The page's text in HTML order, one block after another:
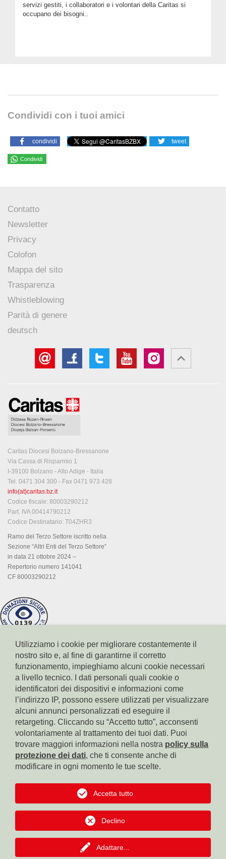
servizi gestiti, i collaboratori e i volontari della Caritas si
occupano dei bisogni..
Condividi con i tuoi amici
condividi tweet
Condividi
Contatto
Newsletter
Privacy
Colofon
Mappa del sito
Trasparenza
Whistleblowing
Parità di genere
deutsch
Caritas Diocesi Bolzano-Bressanone
Via Cassa di Risparmio 1
I-39100 Bolzano - Alto Adige - Italia
Tel. 0471 304 300 - Fax 0471 973 428
info(at)caritas.bz.it
Codice fiscale: 80003290212
Part. IVA 00414790212
Codice Destinatario: T04ZHR3
Ramo del Terzo Settore iscritto nella
Sezione “Altri Enti del Terzo Settore”
in data 21 ottobre 2024 –
Repertorio numero 141041
CF 80003290212
Conto corrente Cassa di Risparmio di Bolzano
IBAN: IT17X0604511601000000110801
BIC: CRBZIT2B001
Conto corrente Intesa Sanpaolo
IBAN: IT18B0306911619000006000065
BIC: BCITITMM
IBAN: IT42F0349311600000300200018
BIC: RZSBIT2B
Conto corrente Banca Popolare dell'Alto Adige
IBAN: IT12R0585611601050571000032
BIC: BPAAIT2B050
Utilizziamo i cookie per migliorare costantemente il
nostro sito e, al fine di garantirne il corretto
funzionamento, impieghiamo alcuni cookie necessari
a livello tecnico. I dati personali quali cookie o
identificatori dei dispositivi e informazioni come
l’indirizzo IP, possono essere utilizzati per visualizzare
alcuni annunci personalizzati ed eseguire il
retargeting. Cliccando su “Accetto tutto”, acconsenti
volontariamente al trattamento dei tuoi dati. Puoi
trovare maggiori informazioni nella nostra policy sulla
protezione dei dati, che ti consente anche di
modificare in ogni momento le tue scelte.
Adattare
Declino
Accetta tutto